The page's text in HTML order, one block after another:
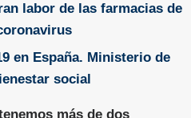
labor de las farmacias de
en España. Ministerio de
social
más de dos